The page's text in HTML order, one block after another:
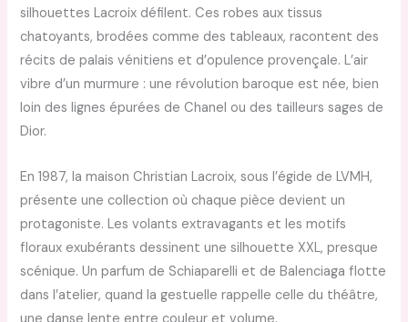
silhouettes Lacroix défilent. Ces robes aux tissus
chatoyants, brodées comme des tableaux, racontent des
récits de palais vénitiens et d’opulence provençale. L’air
vibre d’un murmure : une révolution baroque est née, bien
loin des lignes épurées de Chanel ou des tailleurs sages de
Dior.
En 1987, la maison Christian Lacroix, sous l’égide de LVMH,
présente une collection où chaque pièce devient un
protagoniste. Les volants extravagants et les motifs
floraux exubérants dessinent une silhouette XXL, presque
scénique. Un parfum de Schiaparelli et de Balenciaga flotte
dans l’atelier, quand la gestuelle rappelle celle du théâtre,